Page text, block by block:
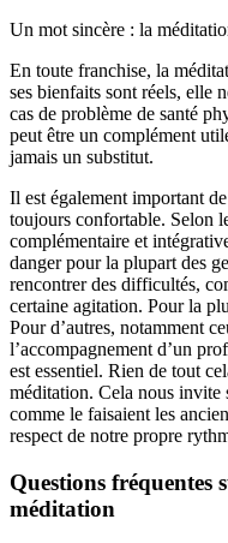
Un mot sincère : la
En toute franchise, la
ses bienfaits sont réels, elle
cas de problème de santé
peut être un complément
jamais un substitut.
Il est également important
toujours confortable. Selon
complémentaire et
danger pour la plupart des
rencontrer des difficultés,
certaine agitation. Pour la
Pour d’autres, notamment
l’accompagnement d’un
est essentiel. Rien de tout
méditation. Cela nous invite
comme le faisaient les
respect de notre propre
Questions fréquentes
méditation